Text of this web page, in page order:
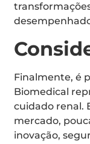
Finalmente, é
Biomedical
cuidado renal.
mercado,
inovação,